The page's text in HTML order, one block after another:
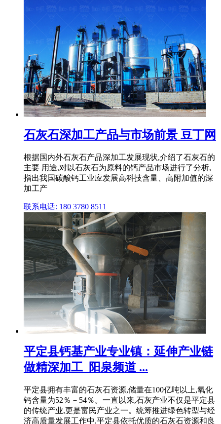
石灰石深加工产品与市场前景 豆丁网
根据国内外石灰石产品深加工发展现状,介绍了石灰石的
主要 用途,对以石灰石为原料的钙产品市场进行了分析,
指出我国碳酸钙工业应发展高科技含量、高附加值的深
加工产
联系电话: 180 3780 8511
平定县钙基产业专业镇：延伸产业链
做精深加工_阳泉频道 ...
平定县拥有丰富的石灰石资源,储量在100亿吨以上,氧化
钙含量为52％－54％。一直以来,石灰产业不仅是平定县
的传统产业,更是富民产业之一。统筹推进绿色转型与经
济高质量发展工作中,平定县依托优质的石灰石资源和良